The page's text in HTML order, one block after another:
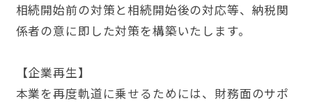
相続開始前の対策と相続開始後の対応等、納税関
係者の意に即した対策を構築いたします。
【企業再生】
本業を再度軌道に乗せるためには、財務面のサポ